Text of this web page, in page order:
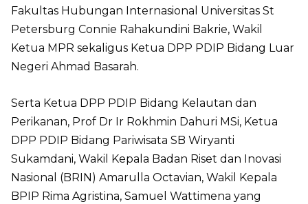
Fakultas Hubungan Internasional Universitas St
Petersburg Connie Rahakundini Bakrie, Wakil
Ketua MPR sekaligus Ketua DPP PDIP Bidang Luar
Negeri Ahmad Basarah.
Serta Ketua DPP PDIP Bidang Kelautan dan
Perikanan, Prof Dr Ir Rokhmin Dahuri MSi, Ketua
DPP PDIP Bidang Pariwisata SB Wiryanti
Sukamdani, Wakil Kepala Badan Riset dan Inovasi
Nasional (BRIN) Amarulla Octavian, Wakil Kepala
BPIP Rima Agristina, Samuel Wattimena yang